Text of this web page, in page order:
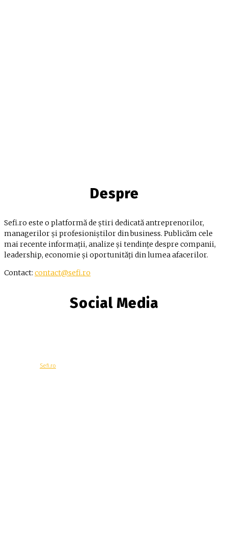
Despre
Sefi.ro este o platformă de știri dedicată antreprenorilor,
managerilor și profesioniștilor din business. Publicăm cele
mai recente informații, analize și tendințe despre companii,
leadership, economie și oportunități din lumea afacerilor.
Contact: contact@sefi.ro
Social Media
Sefi.ro